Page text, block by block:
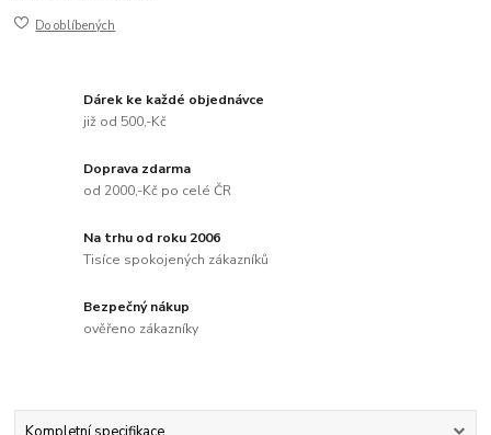
Do oblíbených
Dárek ke každé objednávce
již od 500,-Kč
Doprava zdarma
od 2000,-Kč po celé ČR
Na trhu od roku 2006
Tisíce spokojených zákazníků
Bezpečný nákup
ověřeno zákazníky